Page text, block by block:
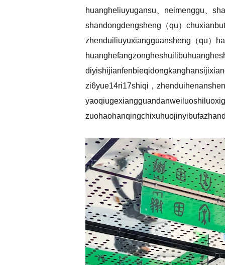
huangheliuyugansu、neimenggu、
shandongdengsheng（qu）
zhenduiliuyuxiangguansheng（qu）
zi6yue14ri17shiqi，